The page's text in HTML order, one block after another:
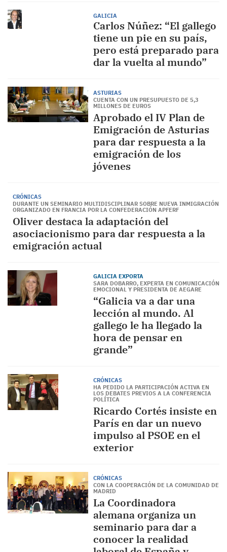
GALICIA
Carlos Núñez: “El gallego
tiene un pie en su país,
pero está preparado para
dar la vuelta al mundo”
ASTURIAS
CUENTA CON UN PRESUPUESTO DE 5,3
MILLONES DE EUROS
Aprobado el IV Plan de
Emigración de Asturias
para dar respuesta a la
emigración de los
jóvenes
CRÓNICAS
DURANTE UN SEMINARIO MULTIDISCIPLINAR SOBRE NUEVA INMIGRACIÓN
ORGANIZADO EN FRANCIA POR LA CONFEDERACIÓN APFERF
Oliver destaca la adaptación del
asociacionismo para dar respuesta a la
emigración actual
GALICIA EXPORTA
SARA DOBARRO, EXPERTA EN COMUNICACIÓN
EMOCIONAL Y PRESIDENTA DE AEGARE
“Galicia va a dar una
lección al mundo. Al
gallego le ha llegado la
hora de pensar en
grande”
CRÓNICAS
HA PEDIDO LA PARTICIPACIÓN ACTIVA EN
LOS DEBATES PREVIOS A LA CONFERENCIA
POLÍTICA
Ricardo Cortés insiste en
París en dar un nuevo
impulso al PSOE en el
exterior
CRÓNICAS
CON LA COOPERACIÓN DE LA COMUNIDAD DE
MADRID
La Coordinadora
alemana organiza un
seminario para dar a
conocer la realidad